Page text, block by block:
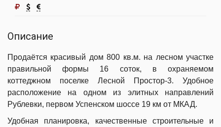
Описание
Продаётся красивый дом 800 кв.м. на лесном участке
правильной формы 16 соток, в охраняемом
коттеджном поселке Лесной Простор-3. Удобное
расположение на одном из элитных направлений
Рублевки, первом Успенском шоссе 19 км от МКАД.
Удобная планировка, качественные строительные и